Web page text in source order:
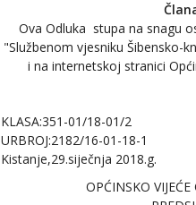
Ova Odluka stupa na snagu
"Službenom vjesniku Šibensko-
i na internetskoj stranici
KLASA:351-01/18-01/2
URBROJ:2182/16-01-18-1
Kistanje,29.siječnja 2018.g.
OPĆINSKO